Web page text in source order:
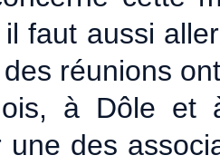
faut aussi
réunions
à Dôle et
une des